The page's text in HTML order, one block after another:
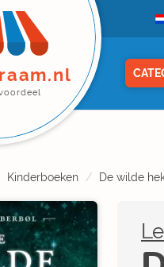
Kinderboeken De wilde